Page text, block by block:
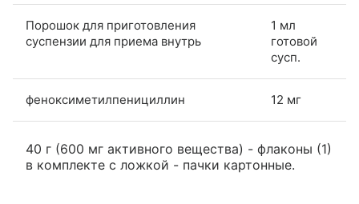
Порошок для приготовления
суспензии для приема внутрь
1 мл
готовой
сусп.
феноксиметилпенициллин 12 мг
40 г (600 мг активного вещества) - флаконы (1)
в комплекте с ложкой - пачки картонные.